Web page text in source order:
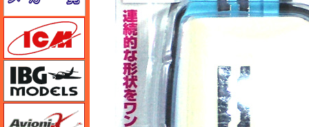
Avioni-X（アヴィオニクス）